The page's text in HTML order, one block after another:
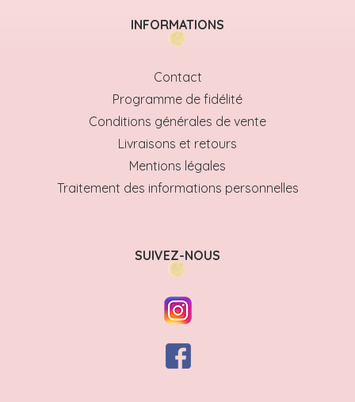
INFORMATIONS
Contact
Programme de fidélité
Conditions générales de vente
Livraisons et retours
Mentions légales
Traitement des informations personnelles
SUIVEZ-NOUS